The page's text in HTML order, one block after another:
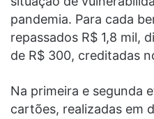
pandemia. Para cada
repassados R$ 1,8 mil,
de R$ 300, creditadas
Na primeira e segunda
cartões, realizadas em